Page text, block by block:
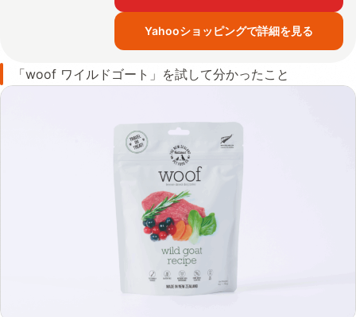
Yahooショッピングで詳細を見る
「woof ワイルドゴート」を試して分かったこと